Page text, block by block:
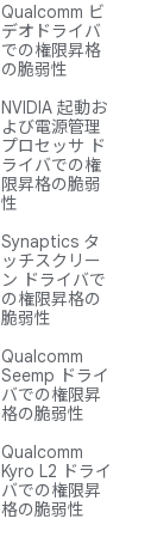
Qualcomm ビ
デオドライバ
での権限昇格
の脆弱性
NVIDIA 起動お
よび電源管理
プロセッサ ド
ライバでの権
限昇格の脆弱
性
Synaptics タ
ッチスクリー
ン ドライバで
の権限昇格の
脆弱性
Qualcomm
Seemp ドライ
バでの権限昇
格の脆弱性
Qualcomm
Kyro L2 ドライ
バでの権限昇
格の脆弱性